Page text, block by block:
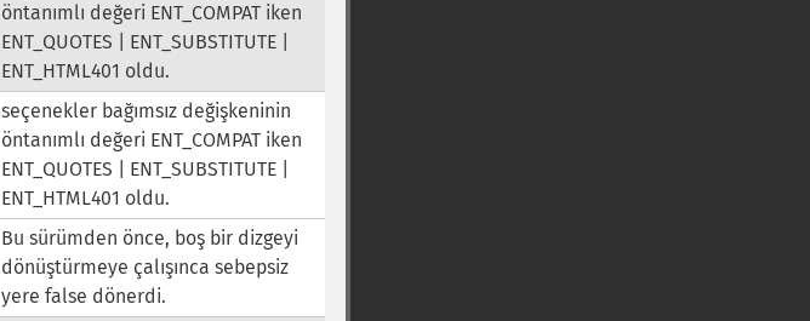
öntanımlı değeri ENT_COMPAT iken
ENT_QUOTES | ENT_SUBSTITUTE |
ENT_HTML401 oldu.
seçenekler bağımsız değişkeninin
öntanımlı değeri ENT_COMPAT iken
ENT_QUOTES | ENT_SUBSTITUTE |
ENT_HTML401 oldu.
Bu sürümden önce, boş bir dizgeyi
dönüştürmeye çalışınca sebepsiz
yere false dönerdi.